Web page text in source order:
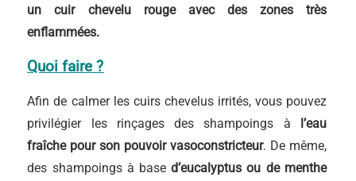
un cuir chevelu rouge avec des zones très
enflammées.
Quoi faire ?
Afin de calmer les cuirs chevelus irrités, vous pouvez
privilégier les rinçages des shampoings à l’eau
fraîche pour son pouvoir vasoconstricteur. De même,
des shampoings à based’eucalyptus ou de menthe